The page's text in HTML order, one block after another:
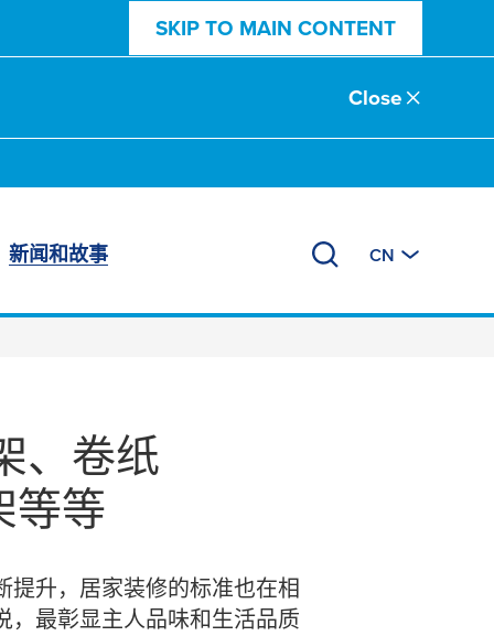
SKIP TO MAIN CONTENT
Close
新闻和故事 CN
、卷纸
等等
提升，居家装修的标准也在相
，最彰显主人品味和生活品质